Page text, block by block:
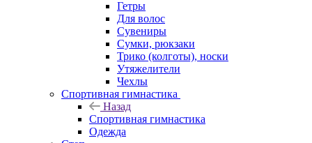
Гетры
Для волос
Сувениры
Сумки, рюкзаки
Трико (колготы), носки
Утяжелители
Чехлы
Спортивная гимнастика
Назад
Спортивная гимнастика
Одежда